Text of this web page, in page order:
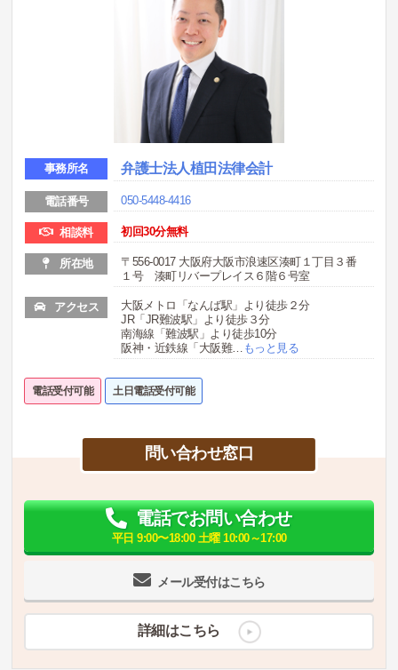
事務所名 弁護士法人植田法律会計
電話番号 050-5448-4416
相談料 初回30分無料
所在地
〒556-0017 大阪府大阪市浪速区湊町１丁目３番
１号 湊町リバープレイス６階６号室
アクセス
大阪メトロ「なんば駅」より徒歩２分
JR「JR難波駅」より徒歩３分
南海線「難波駅」より徒歩10分
阪神・近鉄線「大阪難… もっと見る
電話受付可能 土日電話受付可能
問い合わせ窓口
メール受付はこちら
電話でお問い合わせ
平日 9:00〜18:00 土曜 10:00～17:00
詳細はこちら